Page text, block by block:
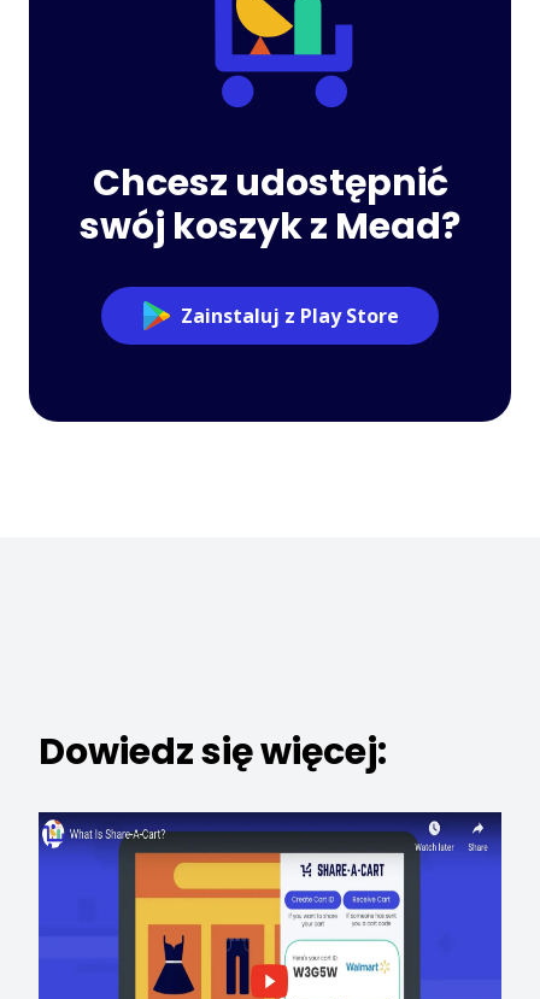
Chcesz udostępnić
swój koszyk z Mead?
Zainstaluj z Play Store
Dowiedz się więcej: